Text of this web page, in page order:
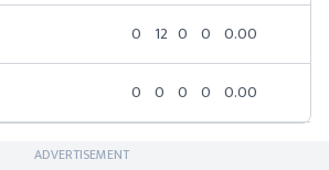
0 12 0 0 0.00
0 0 0 0 0.00
ADVERTISEMENT